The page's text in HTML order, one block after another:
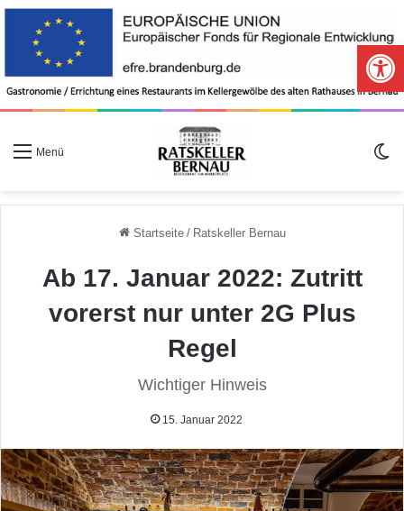
Menü
Startseite / Ratskeller Bernau
Ab 17. Januar 2022: Zutritt
vorerst nur unter 2G Plus
Regel
Wichtiger Hinweis
15. Januar 2022